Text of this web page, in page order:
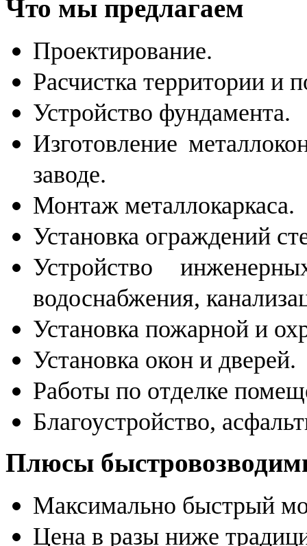
Что мы предлагаем
Проектирование.
Расчистка территории и
Устройство фундамента.
Изготовление
заводе.
Монтаж металлокаркаса.
Установка ограждений
Устройство
водоснабжения,
Установка пожарной и
Установка окон и дверей.
Работы по отделке
Благоустройство,
Плюсы
Максимально быстрый
Цена в разы ниже